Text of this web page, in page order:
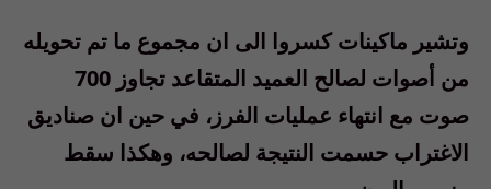
وتشير ماكينات كسروا الى ان مجموع ما تم تحويله
من أصوات لصالح العميد المتقاعد تجاوز 700
صوت مع انتهاء عمليات الفرز، في حين ان صناديق
الاغتراب حسمت النتيجة لصالحه، وهكذا سقط